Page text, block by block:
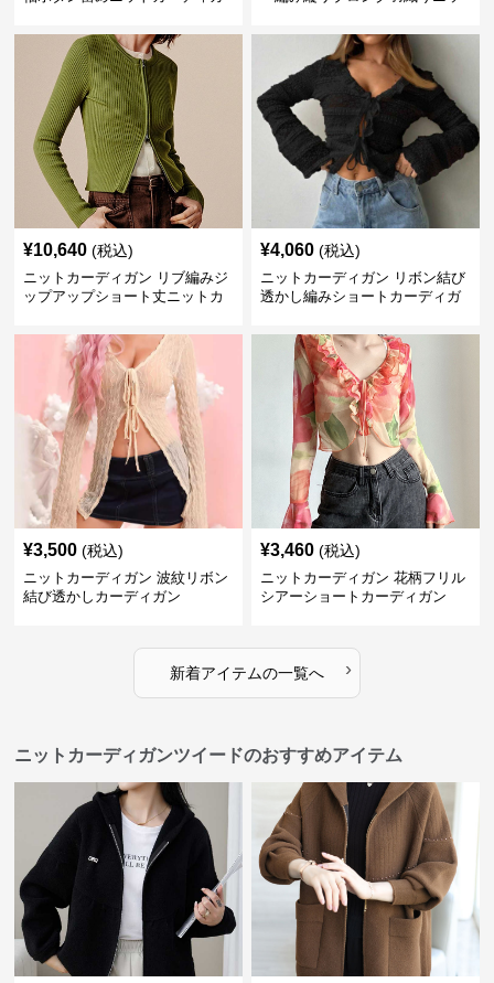
¥10,640 (税込)
ニットカーディガン リブ編みジ
ップアップショート丈ニットカ
¥4,060 (税込)
ニットカーディガン リボン結び
透かし編みショートカーディガ
¥3,500 (税込)
ニットカーディガン 波紋リボン
結び透かしカーディガン
¥3,460 (税込)
ニットカーディガン 花柄フリル
シアーショートカーディガン
新着アイテムの一覧へ ›
ニットカーディガンツイードのおすすめアイテム